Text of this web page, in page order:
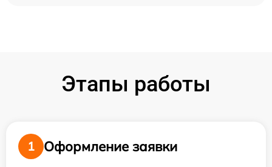
Этапы работы
1
Оформление заявки